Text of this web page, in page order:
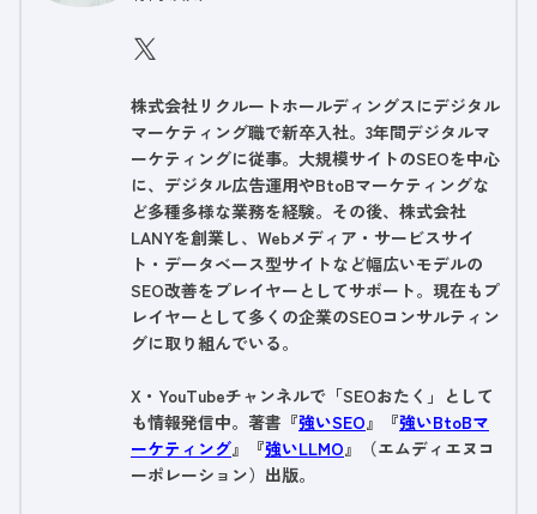
株式会社リクルートホールディングスにデジタル
マーケティング職で新卒入社。3年間デジタルマ
ーケティングに従事。大規模サイトのSEOを中心
に、デジタル広告運用やBtoBマーケティングな
ど多種多様な業務を経験。その後、株式会社
LANYを創業し、Webメディア・サービスサイ
ト・データベース型サイトなど幅広いモデルの
SEO改善をプレイヤーとしてサポート。現在もプ
レイヤーとして多くの企業のSEOコンサルティン
グに取り組んでいる。
X・YouTubeチャンネルで「SEOおたく」として
も情報発信中。著書『強いSEO』『強いBtoBマ
ーケティング』『強いLLMO』（エムディエヌコ
ーポレーション）出版。